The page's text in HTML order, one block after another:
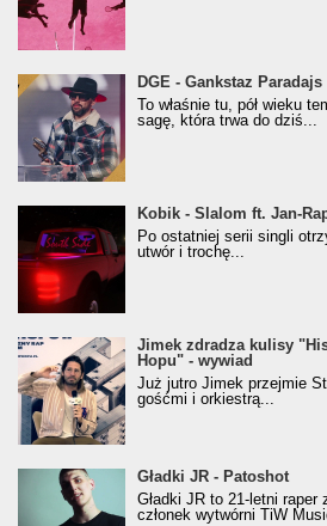
donGURALesko z nagrodą za
Klasyczny/Trueschoolowy
(Popkillery 2023)
DGE - Gankstaz Paradajs
To właśnie tu, pół wieku
sagę, która trwa do dziś...
Kobik - Slalom ft. Jan-
[Official Music Visualiser]
Kobik - Slalom ft. Jan-
Po ostatniej serii singli
utwór i trochę...
Jimek zdradza kulisy "Historii
Hopu" - wywiad
Jimek zdradza kulisy
Hopu" - wywiad
Już jutro Jimek przejmie
gośćmi i orkiestrą...
Gładki JR - Patoshot
Gładki JR - Patoshot
Gładki JR to 21-letni
członek wytwórni TiW